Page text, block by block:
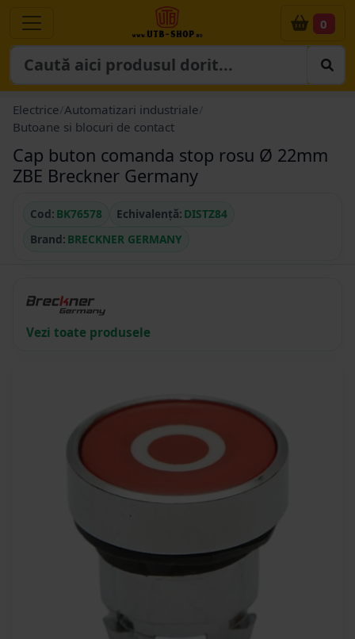
0
Electrice Automatizari industriale
Butoane si blocuri de contact
Cap buton comanda stop rosu Ø 22mm
ZBE Breckner Germany
Cod: BK76578 Echivalență: DISTZ84
Brand: BRECKNER GERMANY
Vezi toate produsele